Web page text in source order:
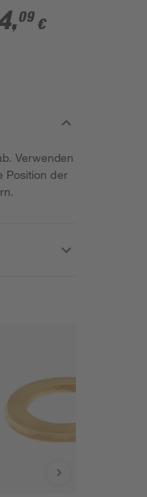
x 2 mm 18 Stück
,09 €
Verwenden
Position der